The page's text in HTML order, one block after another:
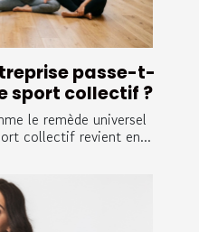
passe-t-
sport collectif ?
le remède universel
collectif revient en...